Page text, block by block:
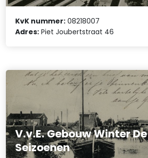
KvK nummer: 08218007
Adres: Piet Joubertstraat 46
V.v.E. Gebouw Winter De
Seizoenen